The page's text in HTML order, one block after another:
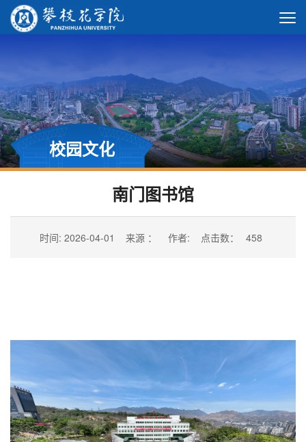
校园文化
南门图书馆
时间: 2026-04-01 来源 ： 作者: 点击数： 458